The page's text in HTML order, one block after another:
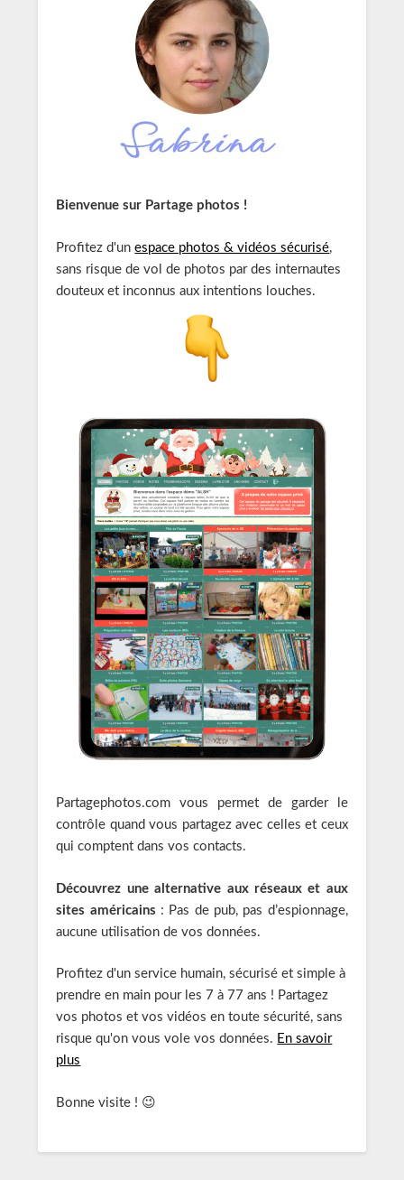
Bienvenue sur Partage photos !
Profitez d'unespace photos & vidéos sécurisé,
sans risque de vol de photos par des internautes
douteux et inconnus aux intentions louches.
Partagephotos.com vous permet de garder le
contrôle quand vous partagez avec celles et ceux
qui comptent dans vos contacts.
Découvrez une alternative aux réseaux et aux
sites américains : Pas de pub, pas d’espionnage,
aucune utilisation de vos données.
Profitez d'un service humain, sécurisé et simple à
prendre en main pour les 7 à 77 ans ! Partagez
vos photos et vos vidéos en toute sécurité, sans
risque qu'on vous vole vos données. En savoir
plus
Bonne visite ! 😉